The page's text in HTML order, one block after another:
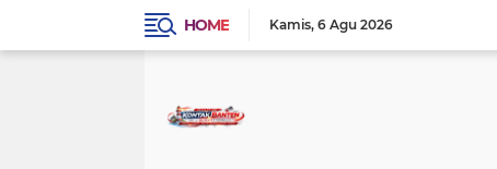
HOME Kamis 6 Agu 2026